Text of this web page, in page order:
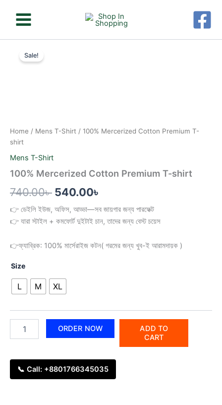
Sale!
Home / Mens T-Shirt / 100% Mercerized Cotton Premium T-
shirt
Mens T-Shirt
100% Mercerized Cotton Premium T-shirt
740.00৳ 540.00৳
👉 ডেইলি ইউজ, অফিস, আড্ডা—সব জায়গার জন্য পারফেক্ট
👉 যারা স্টাইল + কমফোর্ট দুইটাই চান, তাদের জন্য বেস্ট চয়েস
👉ফ্যাব্রিক: 100% মার্সেরাইজ কটন( গরমের জন্য খুব-ই আরামদায়ক )
Size
L M XL
Mercerized
Cotton
ORDER NOW
ADD TO
CART
📞 Call: +8801766345035